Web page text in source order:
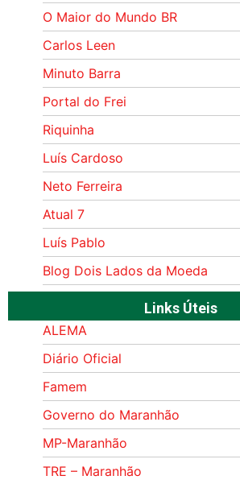
O Maior do Mundo BR
Carlos Leen
Minuto Barra
Portal do Frei
Riquinha
Luís Cardoso
Neto Ferreira
Atual 7
Luís Pablo
Blog Dois Lados da Moeda
Links Úteis
ALEMA
Diário Oficial
Famem
Governo do Maranhão
MP-Maranhão
TRE – Maranhão